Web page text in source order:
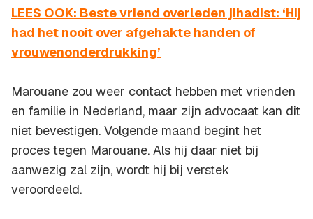
LEES OOK: Beste vriend overleden jihadist: ‘Hij
had het nooit over afgehakte handen of
vrouwenonderdrukking’
Marouane zou weer contact hebben met vrienden
en familie in Nederland, maar zijn advocaat kan dit
niet bevestigen. Volgende maand begint het
proces tegen Marouane. Als hij daar niet bij
aanwezig zal zijn, wordt hij bij verstek
veroordeeld.